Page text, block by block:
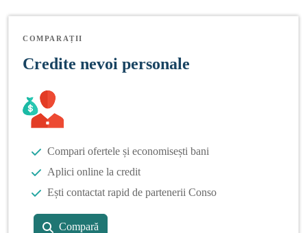
COMPARAȚII
Credite nevoi personale
Compari ofertele și economisești bani
Aplici online la credit
Ești contactat rapid de partenerii Conso
Compară